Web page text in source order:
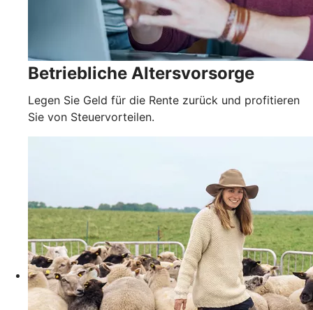
Betriebliche Altersvorsorge
Legen Sie Geld für die Rente zurück und profitieren
Sie von Steuervorteilen.